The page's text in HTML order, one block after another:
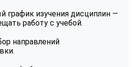
график изучения дисциплин —
работу с учебой.
направлений